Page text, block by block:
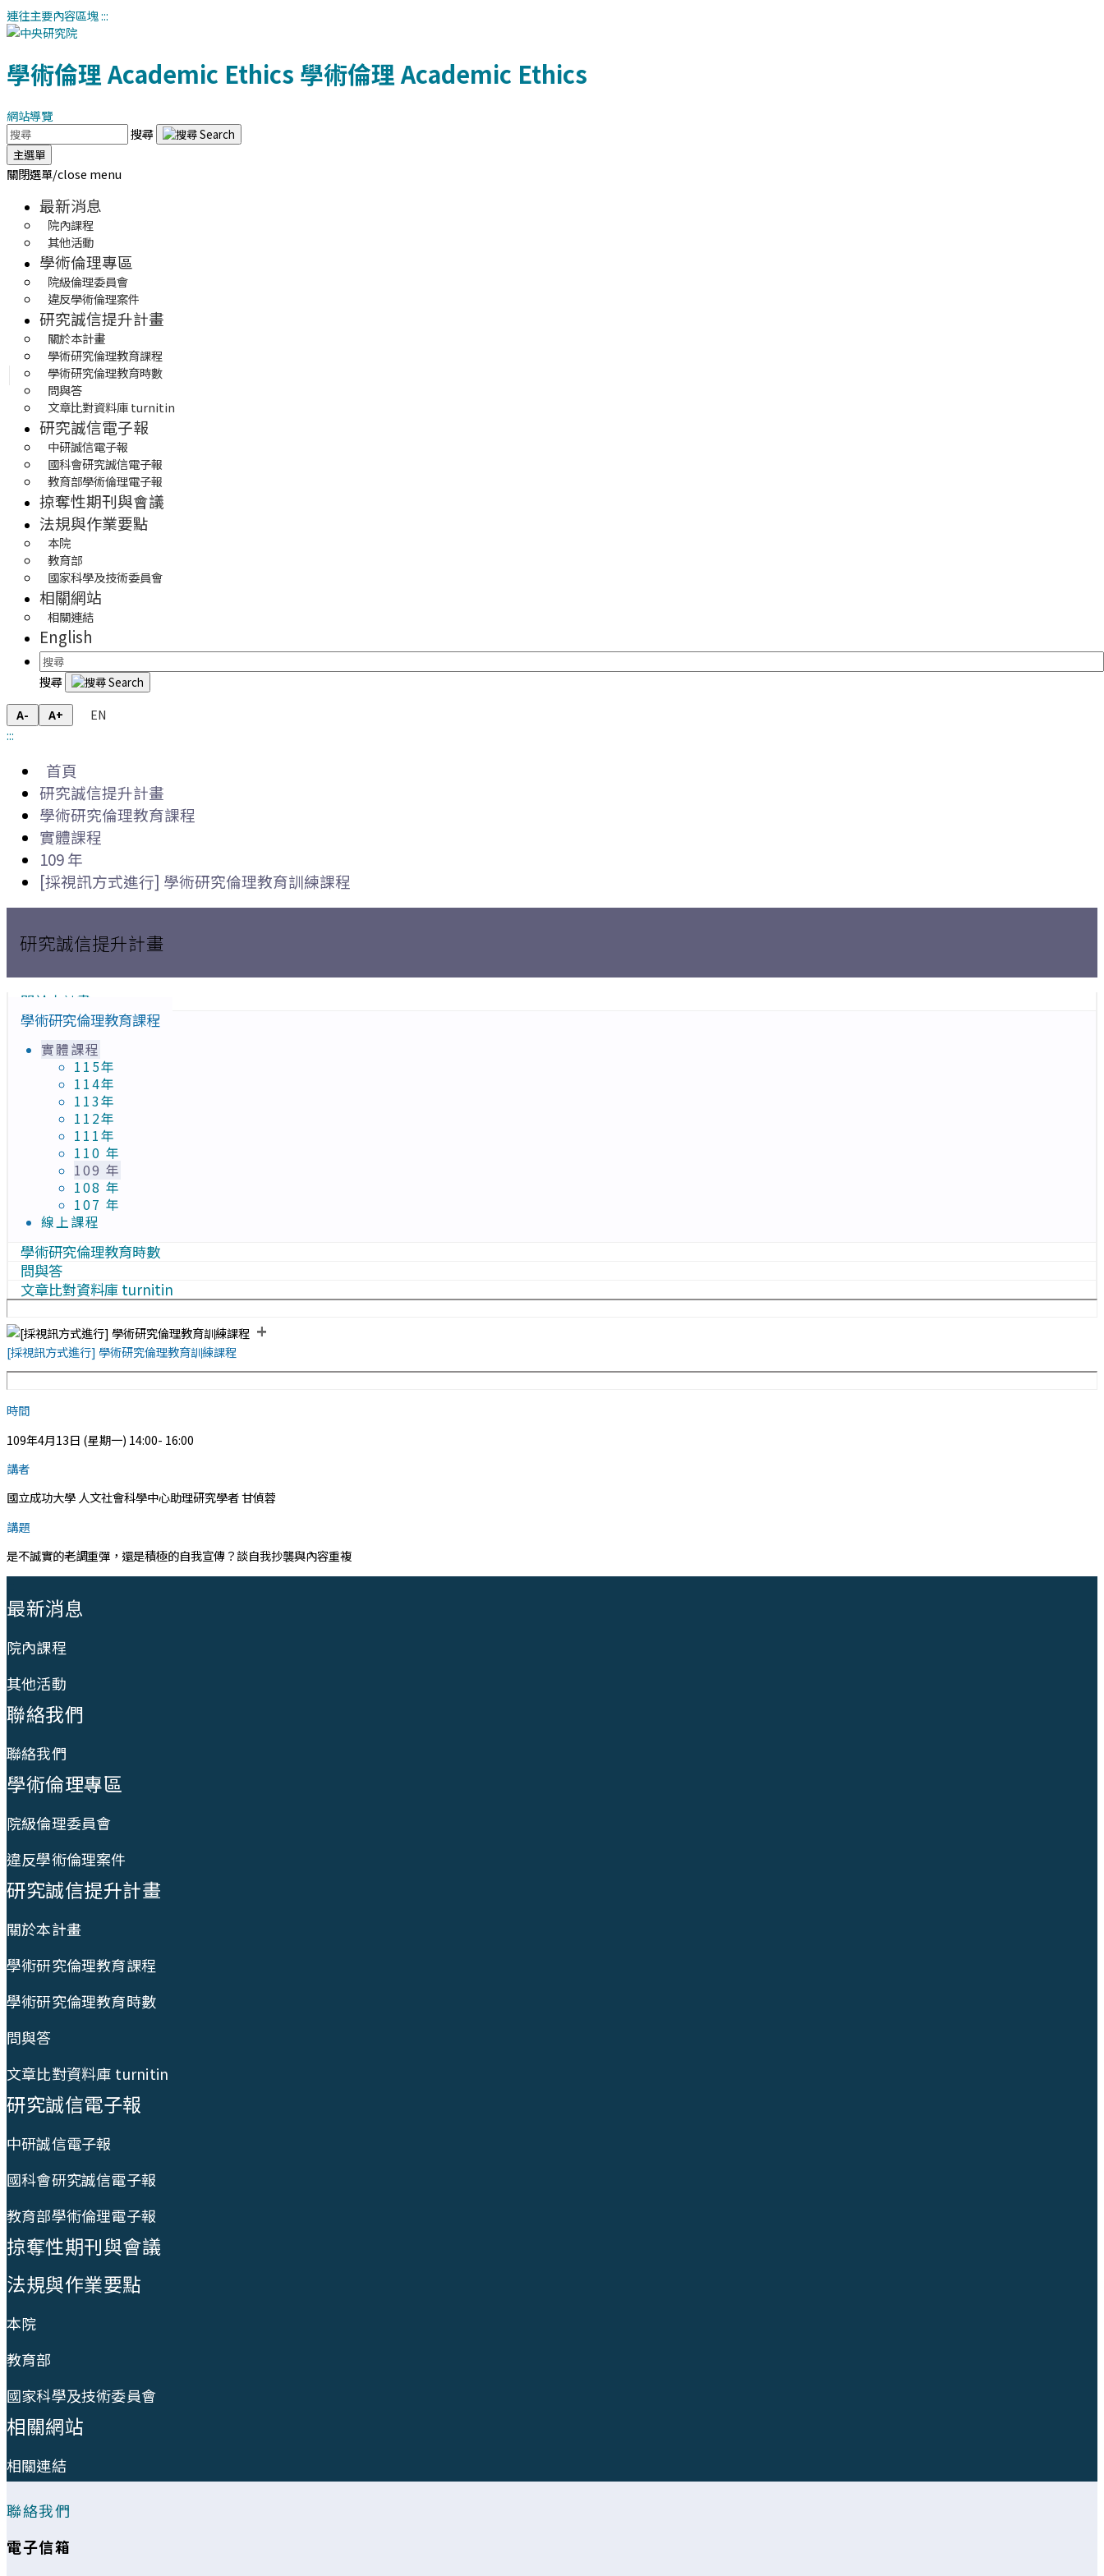
連往主要內容區塊:::
學術倫理Academic Ethics 學術倫理Academic Ethics
網站導覽
搜尋
主選單
關閉選單/close menu
最新消息
院內課程
其他活動
學術倫理專區
院級倫理委員會
違反學術倫理案件
研究誠信提升計畫
關於本計畫
學術研究倫理教育課程
學術研究倫理教育時數
問與答
文章比對資料庫 turnitin
研究誠信電子報
中研誠信電子報
國科會研究誠信電子報
教育部學術倫理電子報
掠奪性期刊與會議
法規與作業要點
本院
教育部
國家科學及技術委員會
相關網站
相關連結
English
搜尋
A- A+
EN
:::
首頁
研究誠信提升計畫
學術研究倫理教育課程
實體課程
109 年
[採視訊方式進行] 學術研究倫理教育訓練課程
研究誠信提升計畫
關於本計畫
學術研究倫理教育課程
實體課程
115年
114年
113年
112年
111年
110 年
109 年
108 年
107 年
線上課程
學術研究倫理教育時數
問與答
文章比對資料庫 turnitin
+
[採視訊方式進行] 學術研究倫理教育訓練課程
時間
109年4月13日 (星期一) 14:00- 16:00
講者
國立成功大學 人文社會科學中心助理研究學者 甘偵蓉
講題
是不誠實的老調重彈，還是積極的自我宣傳？談自我抄襲與內容重複
最新消息
院內課程
其他活動
聯絡我們
聯絡我們
學術倫理專區
院級倫理委員會
違反學術倫理案件
研究誠信提升計畫
關於本計畫
學術研究倫理教育課程
學術研究倫理教育時數
問與答
文章比對資料庫 turnitin
研究誠信電子報
中研誠信電子報
國科會研究誠信電子報
教育部學術倫理電子報
掠奪性期刊與會議
法規與作業要點
本院
教育部
國家科學及技術委員會
相關網站
相關連結
聯絡我們
電子信箱